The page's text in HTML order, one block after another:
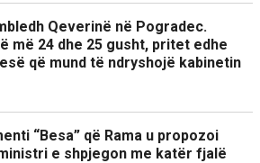
Qeverinë në Pogradec.
më 24 dhe 25 gusht, pritet edhe
që mund të ndryshojë kabinetin
“Besa” që Rama u propozoi
e shpjegon me katër fjalë